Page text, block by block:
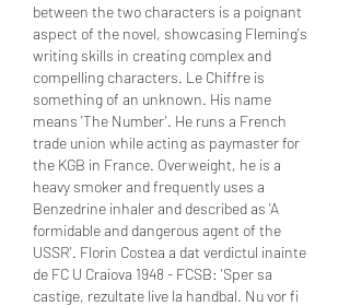
between the two characters is a poignant
aspect of the novel, showcasing Fleming's
writing skills in creating complex and
compelling characters. Le Chiffre is
something of an unknown. His name
means 'The Number'. He runs a French
trade union while acting as paymaster for
the KGB in France. Overweight, he is a
heavy smoker and frequently uses a
Benzedrine inhaler and described as 'A
formidable and dangerous agent of the
USSR'. Florin Costea a dat verdictul inainte
de FC U Craiova 1948 - FCSB: 'Sper sa
castige, rezultate live la handbal. Nu vor fi